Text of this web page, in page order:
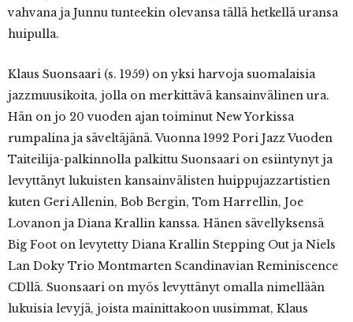
vahvana ja Junnu tunteekin olevansa tällä hetkellä uransa
huipulla.
Klaus Suonsaari (s. 1959) on yksi harvoja suomalaisia
jazzmuusikoita, jolla on merkittävä kansainvälinen ura.
Hän on jo 20 vuoden ajan toiminut New Yorkissa
rumpalina ja säveltäjänä. Vuonna 1992 Pori Jazz Vuoden
Taiteilija-palkinnolla palkittu Suonsaari on esiintynyt ja
levyttänyt lukuisten kansainvälisten huippujazzartistien
kuten Geri Allenin, Bob Bergin, Tom Harrellin, Joe
Lovanon ja Diana Krallin kanssa. Hänen sävellyksensä
Big Foot on levytetty Diana Krallin Stepping Out ja Niels
Lan Doky Trio Montmarten Scandinavian Reminiscence
CDllä. Suonsaari on myös levyttänyt omalla nimellään
lukuisia levyjä, joista mainittakoon uusimmat, Klaus